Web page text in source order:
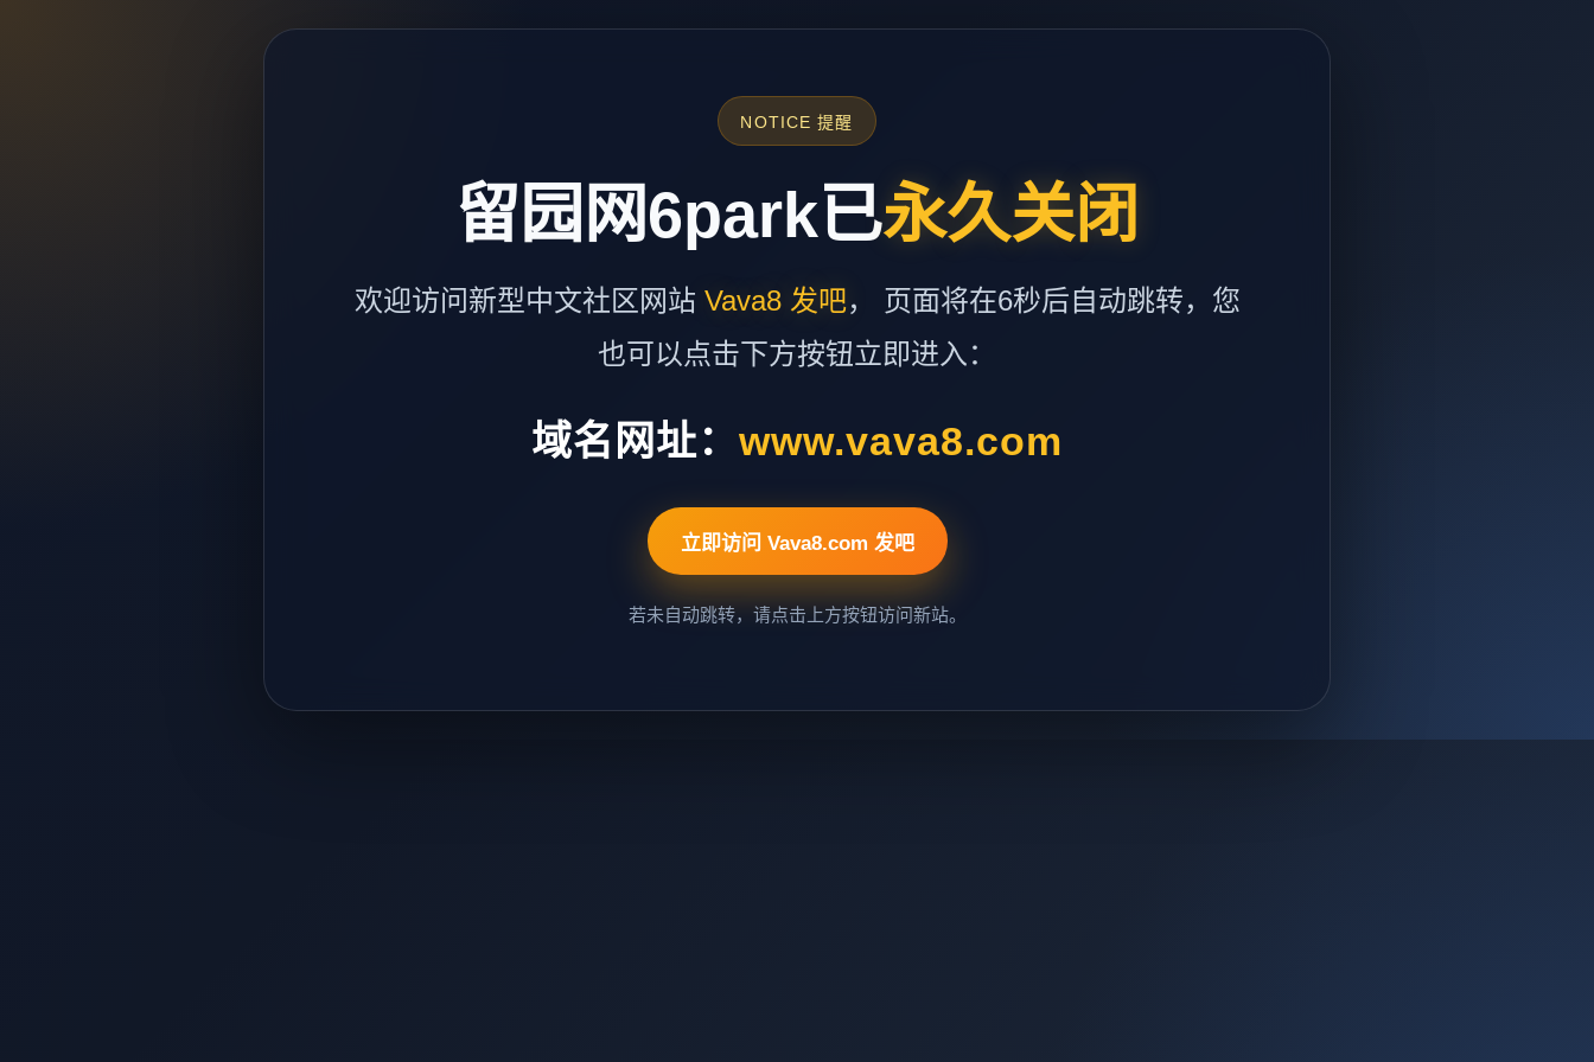
NOTICE 提醒
留园网6park已永久关闭
欢迎访问新型中文社区网站 Vava8 发吧， 页面将在6秒后自动跳转，您
也可以点击下方按钮立即进入：
域名网址： www.vava8.com
立即访问 Vava8.com 发吧
若未自动跳转，请点击上方按钮访问新站。